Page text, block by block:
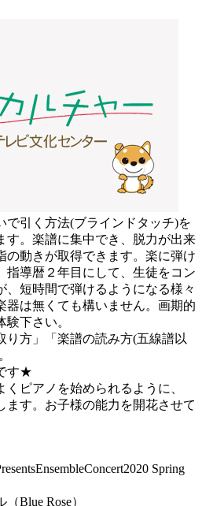
引く方法(ブラインドタッチ)を
す。楽譜に集中でき、脱力が出来
の動きが取得できます。楽に弾け
指導暦２年目にして、生徒をコン
、短時間で弾けるようになる様々
器は無くても構いません。画期的
下さい。
り方」「楽譜の読み方(五線譜以
す★
ピアノを始められるように、
ます。お子様の能力を開花させて
Spring
Blue Rose）